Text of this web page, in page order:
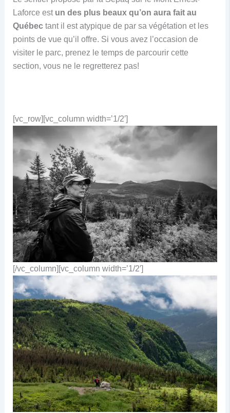
Laforce est un des plus beaux qu’on aura fait au
Québectant il est atypique de par sa végétation et les
points de vue qu’il offre. Si vous avez l’occasion de
visiter le parc, prenez le temps de parcourir cette
section, vous ne le regretterez pas!
[vc_row][vc_column width=’1/2′]
[/vc_column][vc_column width=’1/2′]